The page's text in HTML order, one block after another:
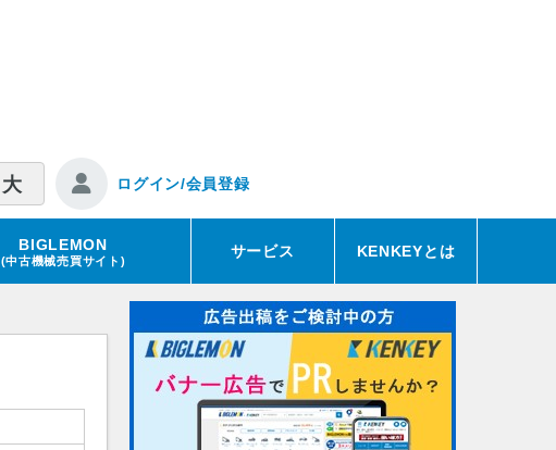
大 ログイン/会員登録
BIGLEMON
(中古機械売買サイト)
サービス KENKEYとは